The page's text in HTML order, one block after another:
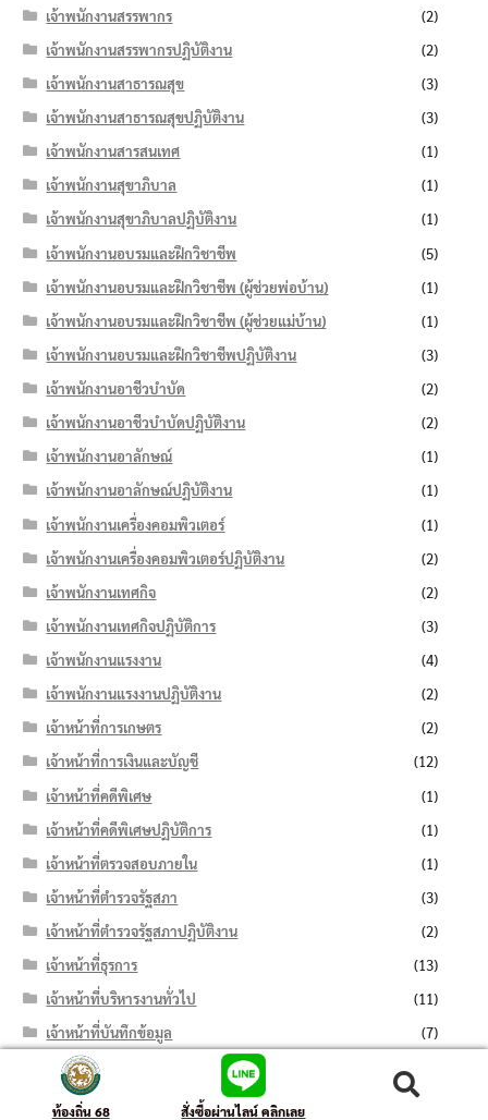
เจ้าพนักงานสรรพากร
(2)
เจ้าพนักงานสรรพากรปฏิบัติงาน
(2)
เจ้าพนักงานสาธารณสุข
(3)
เจ้าพนักงานสาธารณสุขปฏิบัติงาน
(3)
เจ้าพนักงานสารสนเทศ
(1)
เจ้าพนักงานสุขาภิบาล
(1)
เจ้าพนักงานสุขาภิบาลปฏิบัติงาน
(1)
เจ้าพนักงานอบรมและฝึกวิชาชีพ
(5)
เจ้าพนักงานอบรมและฝึกวิชาชีพ (ผู้ช่วยพ่อบ้าน)
(1)
เจ้าพนักงานอบรมและฝึกวิชาชีพ (ผู้ช่วยแม่บ้าน)
(1)
เจ้าพนักงานอบรมและฝึกวิชาชีพปฏิบัติงาน
(3)
เจ้าพนักงานอาชีวบำบัด
(2)
เจ้าพนักงานอาชีวบำบัดปฏิบัติงาน
(2)
เจ้าพนักงานอาลักษณ์
(1)
เจ้าพนักงานอาลักษณ์ปฏิบัติงาน
(1)
เจ้าพนักงานเครื่องคอมพิวเตอร์
(1)
เจ้าพนักงานเครื่องคอมพิวเตอร์ปฏิบัติงาน
(2)
เจ้าพนักงานเทศกิจ
(2)
เจ้าพนักงานเทศกิจปฏิบัติการ
(3)
เจ้าพนักงานแรงงาน
(4)
เจ้าพนักงานแรงงานปฏิบัติงาน
(2)
เจ้าหน้าที่การเกษตร
(2)
เจ้าหน้าที่การเงินและบัญชี
(12)
เจ้าหน้าที่คดีพิเศษ
(1)
เจ้าหน้าที่คดีพิเศษปฏิบัติการ
(1)
เจ้าหน้าที่ตรวจสอบภายใน
(1)
เจ้าหน้าที่ตำรวจรัฐสภา
(3)
เจ้าหน้าที่ตำรวจรัฐสภาปฏิบัติงาน
(2)
เจ้าหน้าที่ธุรการ
(13)
เจ้าหน้าที่บริหารงานทั่วไป
(11)
เจ้าหน้าที่บันทึกข้อมูล
(7)
เจ้าหน้าที่ปกครอง
เจ้าหน้าที่ปกครองปฏิบัติงาน
ท้องถิ่น 68 สั่งซื้อผ่านไลน์ คลิกเลย